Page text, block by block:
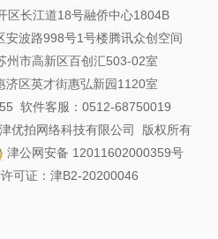
区长江道18号融侨中心1804B
安波路998号1号楼腾讯众创空间
州市高新区百创汇503-02室
济区英才街惠弘新园1120室
软件客服：0512-68750019
优拍网络科技有限公司 版权所有
津公网安备 12011602000359号
可证：津B2-20200046